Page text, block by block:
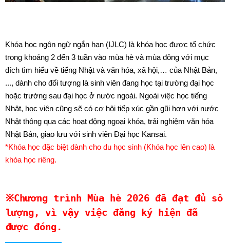
Khóa học ngôn ngữ ngắn hạn (IJLC) là khóa học được tổ chức
trong khoảng 2 đến 3 tuần vào mùa hè và mùa đông với mục
đích tìm hiểu về tiếng Nhật và văn hóa, xã hội,… của Nhật Bản,
..., dành cho đối tượng là sinh viên đang học tại trường đại học
hoặc trường sau đại học ở nước ngoài. Ngoài việc học tiếng
Nhật, học viên cũng sẽ có cơ hội tiếp xúc gần gũi hơn với nước
Nhật thông qua các hoạt động ngoại khóa, trải nghiệm văn hóa
Nhật Bản, giao lưu với sinh viên Đại học Kansai.
*Khóa học đặc biệt dành cho du học sinh (Khóa học lên cao) là
khóa học riêng.
※Chương trình Mùa hè 2026 đã đạt đủ số
lượng, vì vậy việc đăng ký hiện đã
được đóng.